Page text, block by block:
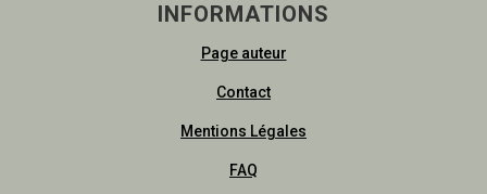
INFORMATIONS
Page auteur
Contact
Mentions Légales
FAQ